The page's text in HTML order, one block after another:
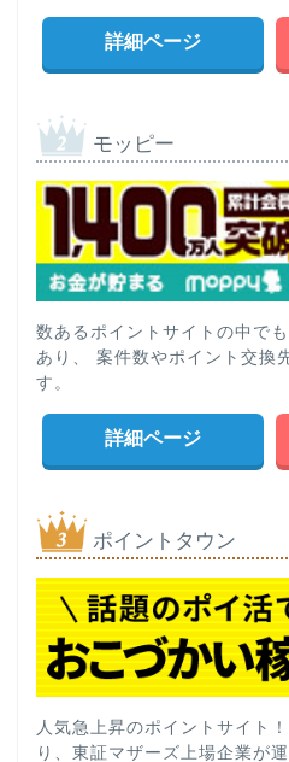
詳細ページ
モッピー
数あるポイントサイトの中で
あり、 案件数やポイント交換
す。
詳細ページ
ポイントタウン
人気急上昇のポイントサイト
り、東証マザーズ上場企業が